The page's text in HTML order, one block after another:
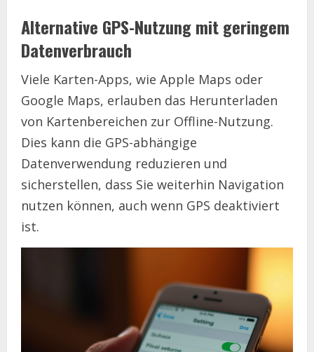
Alternative GPS-Nutzung mit geringem
Datenverbrauch
Viele Karten-Apps, wie Apple Maps oder
Google Maps, erlauben das Herunterladen
von Kartenbereichen zur Offline-Nutzung.
Dies kann die GPS-abhängige
Datenverwendung reduzieren und
sicherstellen, dass Sie weiterhin Navigation
nutzen können, auch wenn GPS deaktiviert
ist.